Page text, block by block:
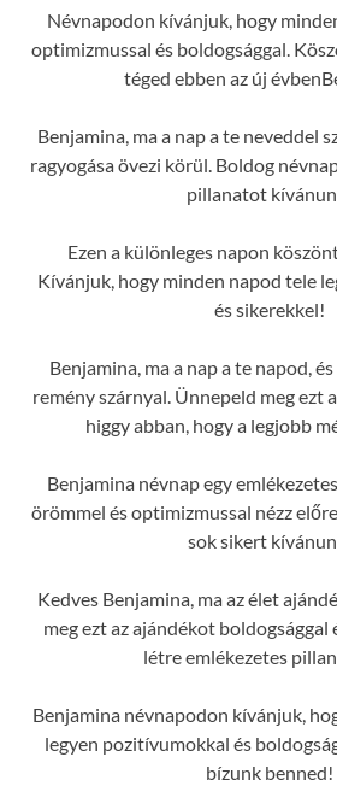
Névnapodon kívánjuk, hogy
optimizmussal és boldogsággal.
téged ebben az új
Benjamina, ma a nap a te neveddel
ragyogása övezi körül. Boldog
pillanatot
Ezen a különleges napon
Kívánjuk, hogy minden napod tele
és sikerekkel!
Benjamina, ma a nap a te napod,
remény szárnyal. Ünnepeld meg ezt
higgy abban, hogy a legjobb
Benjamina névnap egy
örömmel és optimizmussal nézz
sok sikert
Kedves Benjamina, ma az élet
meg ezt az ajándékot boldogsággal
létre emlékezetes
Benjamina névnapodon kívánjuk,
legyen pozitívumokkal és
bízunk benned!